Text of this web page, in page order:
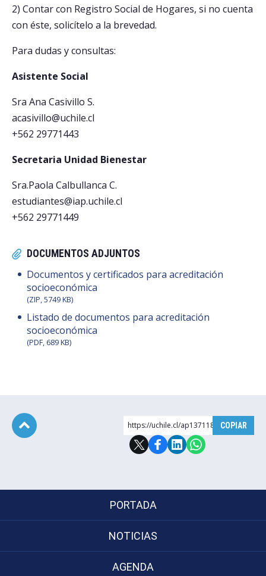
DOCUMENTOS ADJUNTOS
Documentos y certificados para acreditación
socioeconómica
(ZIP, 5749 KB)
Listado de documentos para acreditación
socioeconómica
(PDF, 689 KB)
2) Contar con Registro Social de Hogares, si no cuenta
con éste, solicítelo a la brevedad.
Para dudas y consultas:
Asistente Social
Sra Ana Casivillo S.
acasivillo@uchile.cl
+562 29771443
Secretaria Unidad Bienestar
Sra.Paola Calbullanca C.
estudiantes@iap.uchile.cl
+562 29771449
https://uchile.cl/ap137118 COPIAR
PORTADA
NOTICIAS
AGENDA